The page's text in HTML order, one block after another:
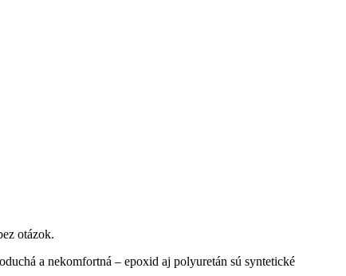
otázok.
a nekomfortná – epoxid aj polyuretán sú syntetické